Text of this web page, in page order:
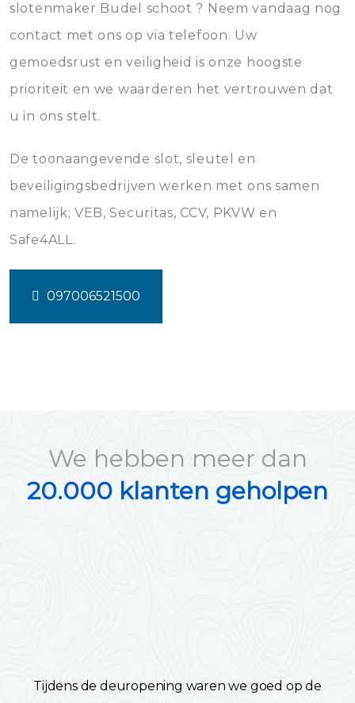
slotenmaker Budel schoot ? Neem vandaag nog
contact met ons op via telefoon. Uw
gemoedsrust en veiligheid is onze hoogste
prioriteit en we waarderen het vertrouwen dat
u in ons stelt.
De toonaangevende slot, sleutel en
beveiligingsbedrijven werken met ons samen
namelijk; VEB, Securitas, CCV, PKVW en
Safe4ALL.
097006521500
We hebben meer dan
20.000 klanten geholpen
Tijdens de deuropening waren we goed op de